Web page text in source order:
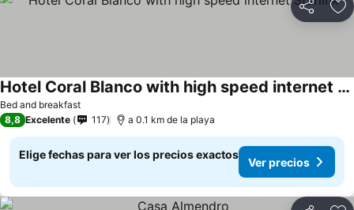
Compartir
Bed and breakfast
Hotel Coral Blanco with high speed internet Starlink
8,8 Excelente 117 a 0.1 km de la playa
Elige fechas para ver los precios exactos
Ver precios